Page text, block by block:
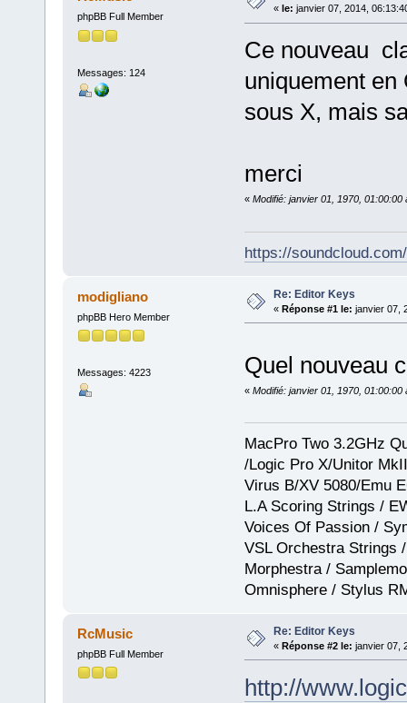
phpBB Full Member
Messages: 124
« le: janvier 07, 2014,
Ce nouveau
uniquement en
sous X, mais
merci
« Modifié: janvier 01, 1970, 01:00:00
https://
modigliano
phpBB Hero Member
Messages: 4223
Re: Editor Keys
« Réponse #1 le: janvier 07,
Quel nouveau
« Modifié: janvier 01, 1970, 01:00:00
MacPro Two 3.2GHz
/Logic Pro X/Unitor
Virus B/XV 5080/Emu
L.A Scoring Strings /
Voices Of Passion /
VSL Orchestra Strings
Morphestra /
Omnisphere / Stylus
RcMusic
phpBB Full Member
Re: Editor Keys
« Réponse #2 le: janvier 07,
http://